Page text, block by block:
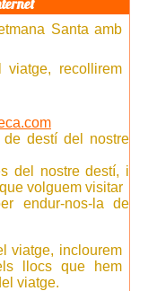
Santa amb
recollirem
destí del nostre
del nostre destí, i
volguem visitar
endur-nos-la de
viatge, inclourem
llocs que hem
viatge.